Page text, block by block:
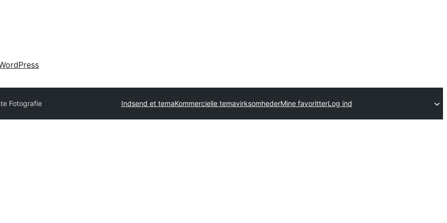
Fotografie Indsend et temaKommercielle temavirksomhederMine favoritterLog ind